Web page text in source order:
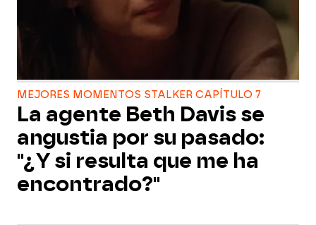
MEJORES MOMENTOS STALKER CAPÍTULO 7
La agente Beth Davis se
angustia por su pasado:
"¿Y si resulta que me ha
encontrado?"